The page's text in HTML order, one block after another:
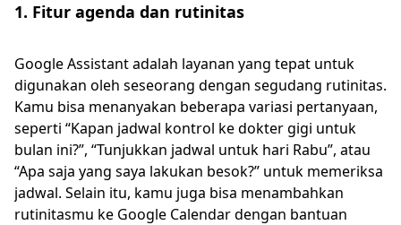
1. Fitur agenda dan rutinitas
Google Assistant adalah layanan yang tepat untuk
digunakan oleh seseorang dengan segudang rutinitas.
Kamu bisa menanyakan beberapa variasi pertanyaan,
seperti “Kapan jadwal kontrol ke dokter gigi untuk
bulan ini?”, “Tunjukkan jadwal untuk hari Rabu”, atau
“Apa saja yang saya lakukan besok?” untuk memeriksa
jadwal. Selain itu, kamu juga bisa menambahkan
rutinitasmu ke Google Calendar dengan bantuan